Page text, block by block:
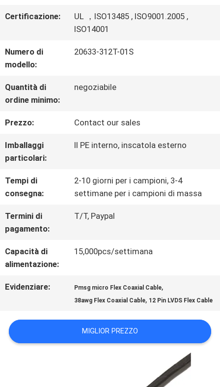
DI
VISITA
DELLA
FABBRICA
CONTROLLO
DELLA
QUALITÀ
CONTATTACI
NOTIZIE
CHIEDI
Certificazione:
UL ，ISO13485 , ISO9001.2005 ,
ISO14001
Numero di
modello:
20633-312T-01S
Quantità di
ordine minimo:
negoziabile
Prezzo: Contact our sales
Imballaggi
particolari:
Il PE interno, inscatola esterno
Tempi di
consegna:
2-10 giorni per i campioni, 3-4
settimane per i campioni di massa
Termini di
pagamento:
T/T, Paypal
Capacità di
alimentazione:
15,000pcs/settimana
Evidenziare: Pmsg micro Flex Coaxial Cable,
38awg Flex Coaxial Cable, 12 Pin LVDS Flex Cable
MIGLIOR PREZZO